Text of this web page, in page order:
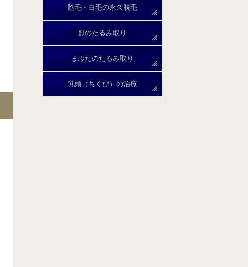
陰毛・白毛の永久脱毛
顔のたるみ取り
まぶたのたるみ取り
乳頭（ちくび）の治療